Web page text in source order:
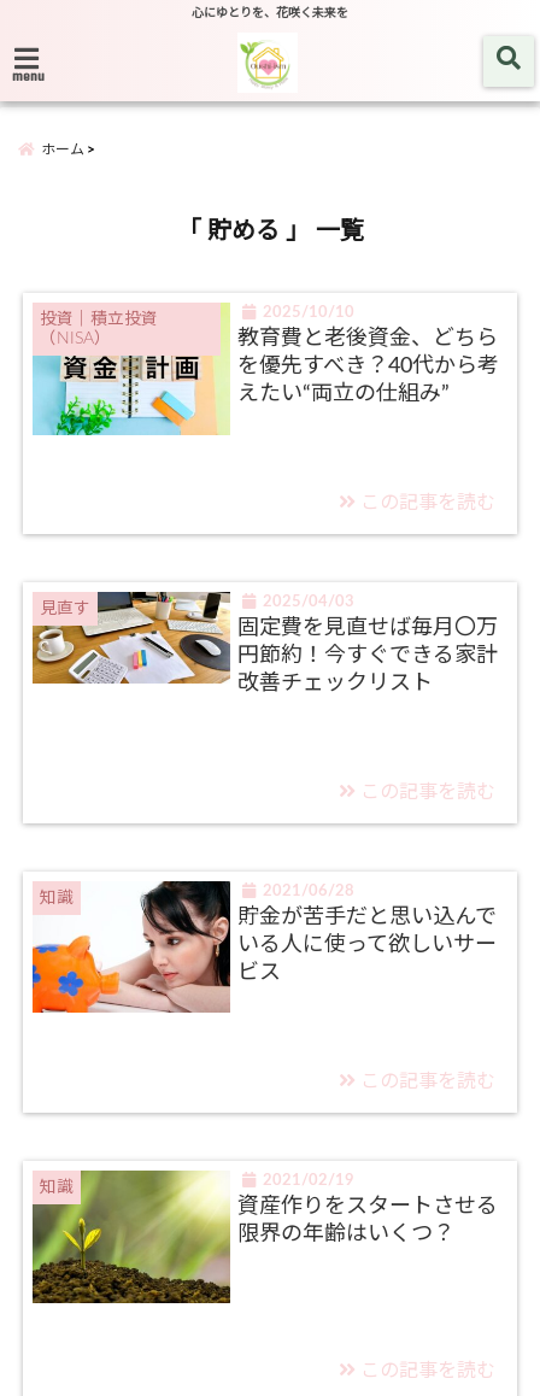
心にゆとりを、花咲く未来を
menu
ホーム
「 貯める 」 一覧
投資｜積立投資
（NISA）
2025/10/10
教育費と老後資金、どちら
を優先すべき？40代から考
えたい“両立の仕組み”
この記事を読む
見直す 2025/04/03
固定費を見直せば毎月〇万
円節約！今すぐできる家計
改善チェックリスト
この記事を読む
知識 2021/06/28
貯金が苦手だと思い込んで
いる人に使って欲しいサー
ビス
この記事を読む
知識 2021/02/19
資産作りをスタートさせる
限界の年齢はいくつ？
この記事を読む